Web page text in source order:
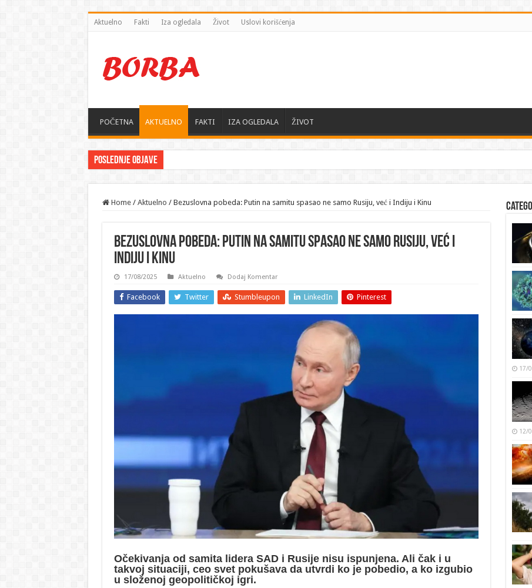
Aktuelno Fakti Iza ogledala Život Uslovi korišćenja
POČETNA AKTUELNO FAKTI IZA OGLEDALA ŽIVOT
Poslednje objave
Home / Aktuelno / Bezuslovna pobeda: Putin na samitu spasao ne samo Rusiju, već i Indiju i Kinu
Bezuslovna pobeda: Putin na samitu spasao ne samo Rusiju, već i
Indiju i Kinu
17/08/2025 Aktuelno Dodaj Komentar
Facebook Twitter Stumbleupon LinkedIn Pinterest
Očekivanja od samita lidera SAD i Rusije nisu ispunjena. Ali čak i u
takvoj situaciji, ceo svet pokušava da utvrdi ko je pobedio, a ko izgubio
u složenoj geopolitičkoj igri.
17/
12/